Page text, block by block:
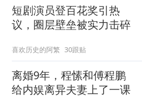
短剧演员登百花奖引热
议，圈层壁垒被实力击碎
喜欢历史的阿繁 30跟贴
离婚9年，程愫和傅程鹏
给内娱离异夫妻上了一课